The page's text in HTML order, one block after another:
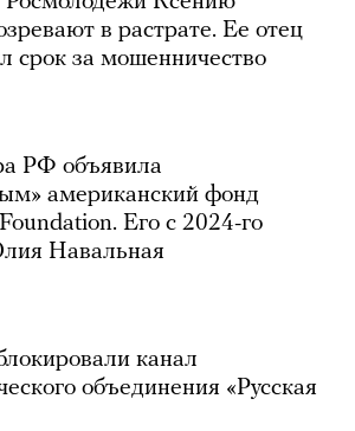
в растрате. Ее отец
срок за мошенничество
РФ объявила
американский фонд
Его с 2024-го
Навальная
канал
объединения «Русская